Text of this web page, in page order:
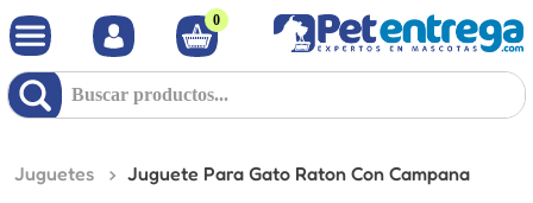
0
Juguetes Juguete Para Gato Raton Con Campana